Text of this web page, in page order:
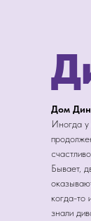
Дом
Иногда у
Бывает,
когда-то
знали